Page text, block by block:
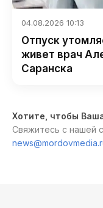
04.08.2026 10:13
Отпуск
живет врач
Саранска
Хотите, чтобы
Свяжитесь с нашей